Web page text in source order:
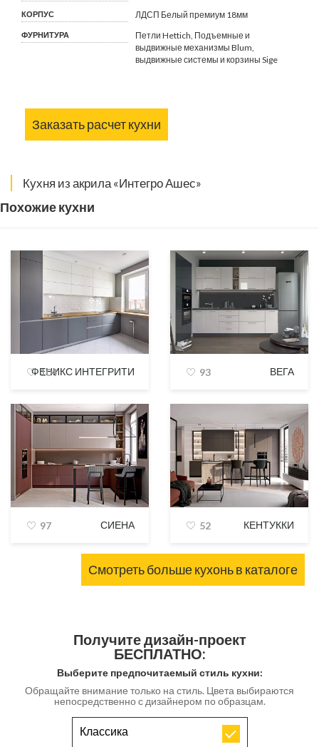
КОРПУС ЛДСП Белый премиум 18мм
ФУРНИТУРА
Петли Hettich, Подъемные и
выдвижные механизмы Blum,
выдвижные системы и корзины Sige
Заказать расчет кухни
Кухня из акрила «Интегро Ашес»
Похожие кухни
104
ФЕНИКС ИНТЕГРИТИ 93 ВЕГА
97 СИЕНА 52 КЕНТУККИ
Смотреть больше кухонь в каталоге
Получите дизайн-проект
БЕСПЛАТНО:
Выберите предпочитаемый стиль кухни:
Обращайте внимание только на стиль. Цвета выбираются
непосредственно с дизайнером по образцам.
Классика